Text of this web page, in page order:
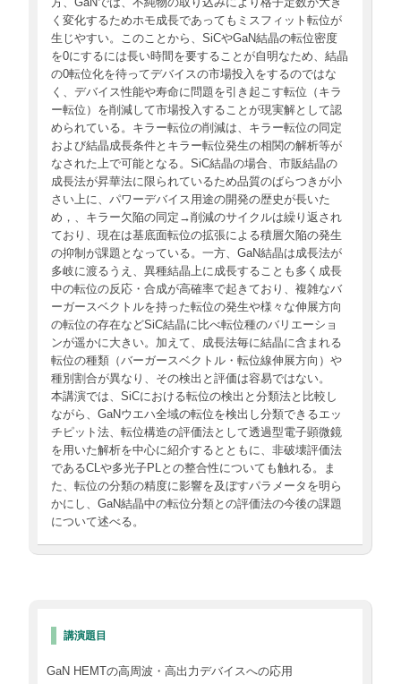
く変化するためホモ成長であってもミスフィット転位が
生じやすい。このことから、SiCやGaN結晶の転位密度
を0にするには長い時間を要することが自明なため、結晶
の0転位化を待ってデバイスの市場投入をするのではな
く、デバイス性能や寿命に問題を引き起こす転位（キラ
ー転位）を削減して市場投入することが現実解として認
められている。キラー転位の削減は、キラー転位の同定
および結晶成長条件とキラー転位発生の相関の解析等が
なされた上で可能となる。SiC結晶の場合、市販結晶の
成長法が昇華法に限られているため品質のばらつきが小
さい上に、パワーデバイス用途の開発の歴史が長いた
め，、キラー欠陥の同定→削減のサイクルは繰り返され
ており、現在は基底面転位の拡張による積層欠陥の発生
の抑制が課題となっている。一方、GaN結晶は成長法が
多岐に渡るうえ、異種結晶上に成長することも多く成長
中の転位の反応・合成が高確率で起きており、複雑なバ
ーガースベクトルを持った転位の発生や様々な伸展方向
の転位の存在などSiC結晶に比べ転位種のバリエーショ
ンが遥かに大きい。加えて、成長法毎に結晶に含まれる
転位の種類（バーガースベクトル・転位線伸展方向）や
種別割合が異なり、その検出と評価は容易ではない。
本講演では、SiCにおける転位の検出と分類法と比較し
ながら、GaNウエハ全域の転位を検出し分類できるエッ
チピット法、転位構造の評価法として透過型電子顕微鏡
を用いた解析を中心に紹介するとともに、非破壊評価法
であるCLや多光子PLとの整合性についても触れる。ま
た、転位の分類の精度に影響を及ぼすパラメータを明ら
かにし、GaN結晶中の転位分類との評価法の今後の課題
について述べる。
講演題目
GaN HEMTの高周波・高出力デバイスへの応用